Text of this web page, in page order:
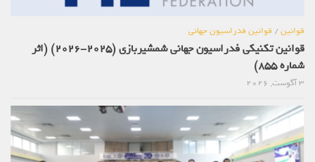
قوانین/ قوانین فدراسیون جهانی
قوانین تکنیکی فدراسیون جهانی شمشیربازی (2025-2026) (اثر
شماره 855)
3 آگوست, 2026